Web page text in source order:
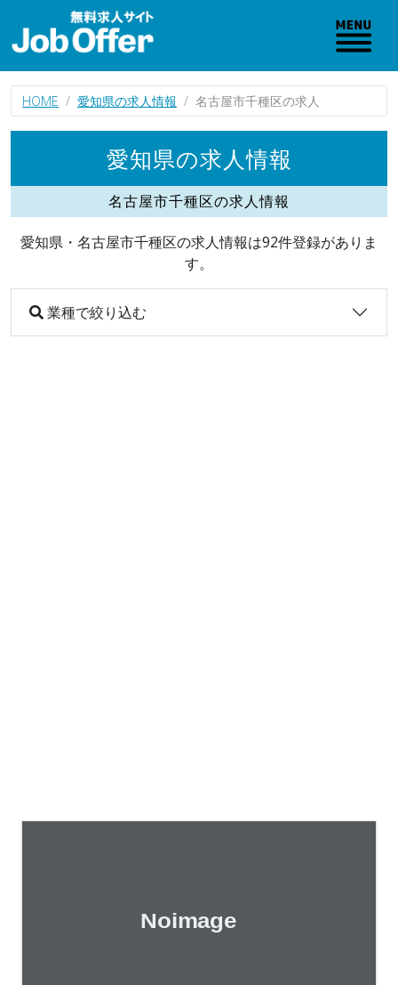
HOME 愛知県の求人情報 名古屋市千種区の求人
愛知県の求人情報
名古屋市千種区の求人情報
愛知県・名古屋市千種区の求人情報は92件登録がありま
す。
業種で絞り込む